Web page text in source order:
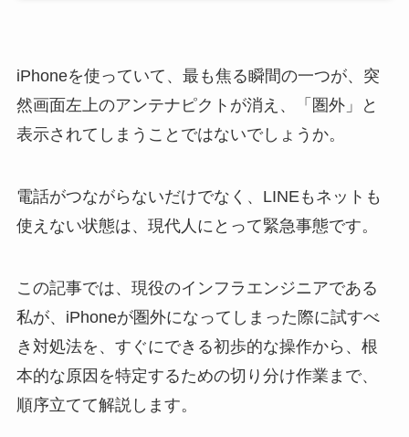
iPhoneを使っていて、最も焦る瞬間の一つが、突
然画面左上のアンテナピクトが消え、「圏外」と
表示されてしまうことではないでしょうか。
電話がつながらないだけでなく、LINEもネットも
使えない状態は、現代人にとって緊急事態です。
この記事では、現役のインフラエンジニアである
私が、iPhoneが圏外になってしまった際に試すべ
き対処法を、すぐにできる初歩的な操作から、根
本的な原因を特定するための切り分け作業まで、
順序立てて解説します。